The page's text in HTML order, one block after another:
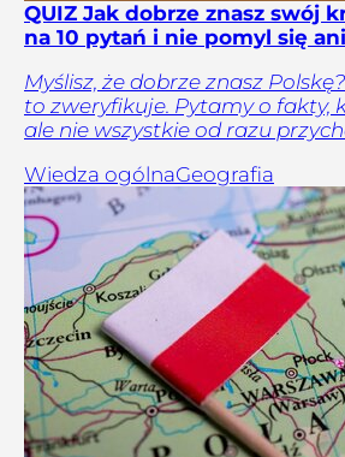
QUIZ Jak dobrze znasz swój
na 10 pytań i nie pomyl się
Myślisz, że dobrze znasz
to zweryfikuje. Pytamy o fakty,
ale nie wszystkie od razu
Wiedza ogólnaGeografia